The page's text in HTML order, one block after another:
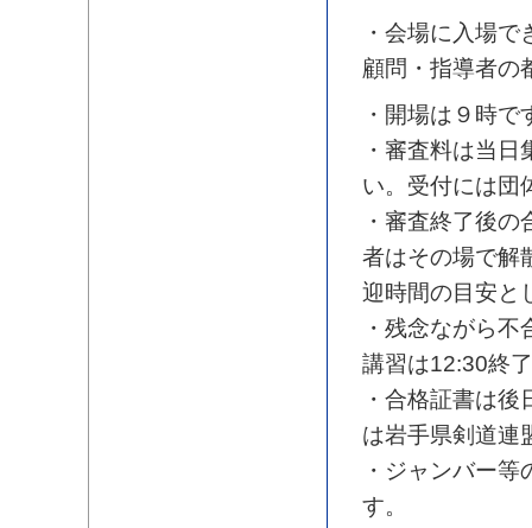
・会場に入場
顧問・指導者の
・開場は９時で
・審査料は当日
い。 受付には団
・審査終了後
者はその場で解
迎時間の目安と
・残念ながら
講習は12:30終
・合格証書は
は岩手県剣道連
・ジャンバー
す。